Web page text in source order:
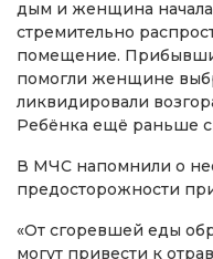
дым и женщина
стремительно
помещение.
помогли женщине
ликвидировали
Ребёнка ещё раньше
В МЧС напомнили о
предосторожности
«От сгоревшей еды
могут привести к